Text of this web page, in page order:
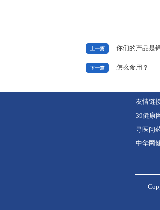
上一篇 你们的产品是
下一篇 怎么食用？
友情链
39健康网
寻医问
中华网